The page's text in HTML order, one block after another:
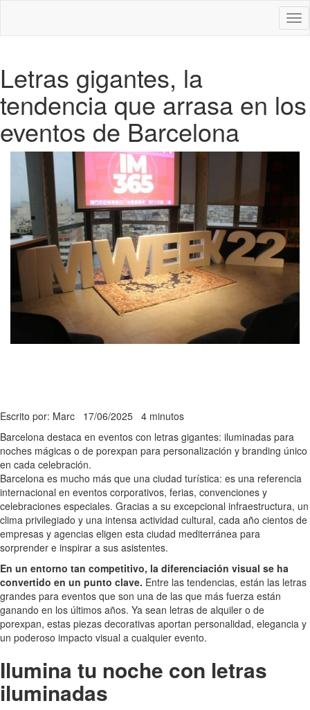
Letras gigantes, la
tendencia que arrasa en los
eventos de Barcelona
Escrito por: Marc 17/06/2025 4 minutos
Barcelona destaca en eventos con letras gigantes: iluminadas para
noches mágicas o de porexpan para personalización y branding único
en cada celebración.
Barcelona es mucho más que una ciudad turística: es una referencia
internacional en eventos corporativos, ferias, convenciones y
celebraciones especiales. Gracias a su excepcional infraestructura, un
clima privilegiado y una intensa actividad cultural, cada año cientos de
empresas y agencias eligen esta ciudad mediterránea para
sorprender e inspirar a sus asistentes.
En un entorno tan competitivo, la diferenciación visual se ha
convertido en un punto clave. Entre las tendencias, están las letras
grandes para eventos que son una de las que más fuerza están
ganando en los últimos años. Ya sean letras de alquiler o de
porexpan, estas piezas decorativas aportan personalidad, elegancia y
un poderoso impacto visual a cualquier evento.
Ilumina tu noche con letras
iluminadas